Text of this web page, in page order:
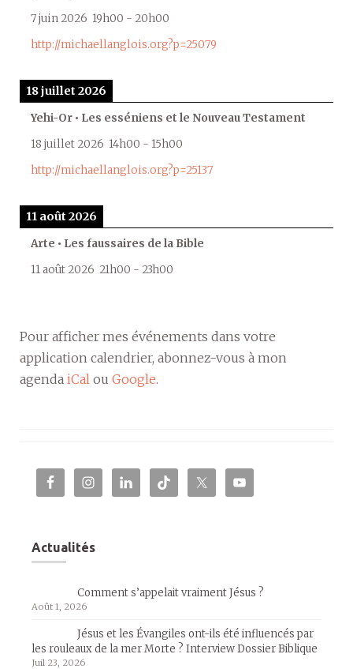
7 juin 2026 19h00 - 20h00
http://michaellanglois.org?p=25079
18 juillet 2026
Yehi-Or • Les esséniens et le Nouveau Testament
18 juillet 2026 14h00 - 15h00
http://michaellanglois.org?p=25137
11 août 2026
Arte • Les faussaires de la Bible
11 août 2026 21h00 - 23h00
Pour afficher mes événements dans votre
application calendrier, abonnez-vous à mon
agenda iCal ou Google.
Actualités
Comment s’appelait vraiment Jésus ?
Août 1, 2026
Jésus et les Évangiles ont-ils été influencés par
les rouleaux de la mer Morte ? Interview Dossier Biblique
Juil 23, 2026